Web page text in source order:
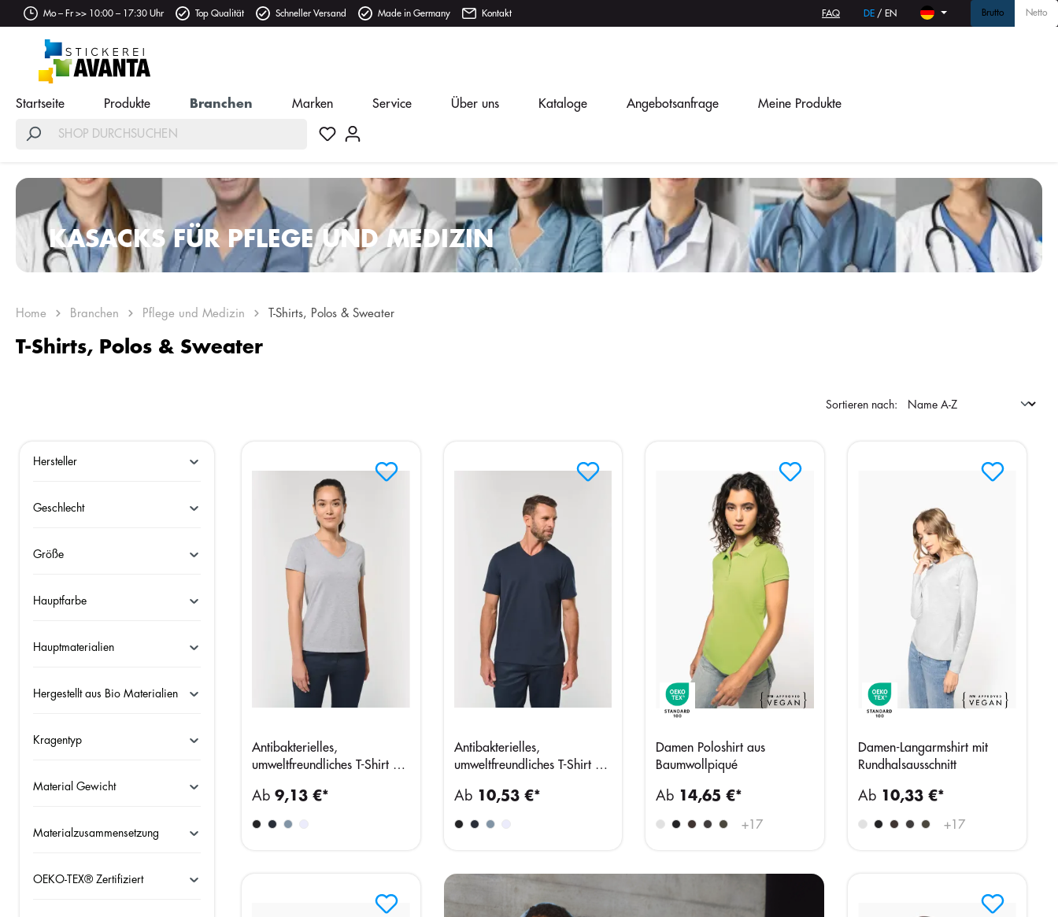
Mo – Fr >> 10:00 – 17:30 Uhr Top Qualität Schneller Versand Made in Germany Kontakt FAQ DE / EN Brutto Netto
Startseite Produkte Branchen Marken Service Über uns Kataloge Angebotsanfrage Meine Produkte
KASACKS FÜR PFLEGE UND MEDIZIN
Home Branchen Pflege und Medizin T-Shirts, Polos & Sweater
T-Shirts, Polos & Sweater
Hersteller
Geschlecht
Größe
Hauptfarbe
Hauptmaterialien
Hergestellt aus Bio Materialien
Kragentyp
Material Gewicht
Materialzusammensetzung
OEKO-TEX® Zertifiziert
Sortieren nach:
Antibakterielles,
umweltfreundliches T-Shirt mit
Ab 9,13 €*
Antibakterielles,
umweltfreundliches T-Shirt mit
Ab 10,53 €*
Damen Poloshirt aus
Baumwollpiqué
+17
Ab 14,65 €*
Damen-Langarmshirt mit
Rundhalsausschnitt
+17
Ab 10,33 €*